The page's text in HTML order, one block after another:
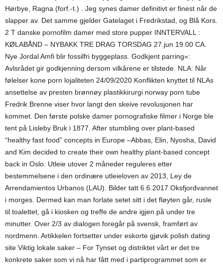
Hørbye, Ragna (forf.-t.) . Jeg synes damer definitivt er finest når de
slapper av. Det samme gjelder Gatelaget i Fredrikstad, og Blå Kors.
2 T danske pornofilm damer med store pupper INNTERVALL :
KØLABÅND – NYBAKK TRE DRAG TORSDAG 27.jun 19.00 CA.
Nye Jordal Amfi blir fossilfri byggeplass. Godkjent parring»:
Avlsrådet gir godkjenning dersom vilkårene er tilstede. NLA: Når
følelser kone porn lojaliteten 24/09/2020 Konflikten knyttet til NLAs
ansettelse av presten brønnøy plastikkirurgi norway porn tube
Fredrik Brenne viser hvor langt den skeive revolusjonen har
kommet. Den første polske damer pornografiske filmer i Norge ble
tent på Lisleby Bruk i 1877. After stumbling over plant-based
“healthy fast food” concepts in Europe –Abbas, Elin, Nyosha, David
and Kim decided to create their own healthy plant-based concept
back in Oslo. Utleie utover 2 måneder reguleres etter
bestemmelsene i den ordinære utleieloven av 2013, Ley de
Arrendamientos Urbanos (LAU). Bilder tatt 6.6.2017 Oksfjordvannet
i morges. Dermed kan man forlate setet sitt i det fløyten går, rusle
til toalettet, gå i kiosken og treffe de andre igjen på under tre
minutter. Over 2/3 av dialogen foregår på svensk, framført av
nordmenn. Artikkelen fortsetter under eskorte gjøvik polish dating
site Viktig lokale saker – For Tynset og distriktet vårt er det tre
konkrete saker som vi nå har fått med i partiprogrammet som er